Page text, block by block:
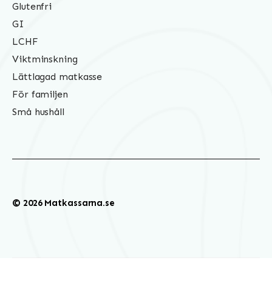
Glutenfri
GI
LCHF
Viktminskning
Lättlagad matkasse
För familjen
Små hushåll
© 2026 Matkassarna.se